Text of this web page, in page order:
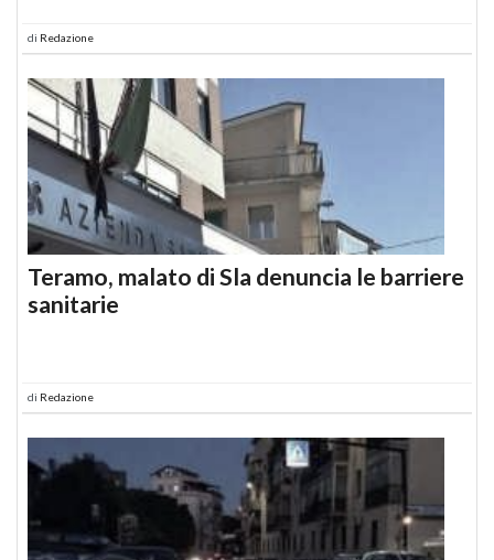
di Redazione
Teramo, malato di Sla denuncia le barriere
sanitarie
di Redazione